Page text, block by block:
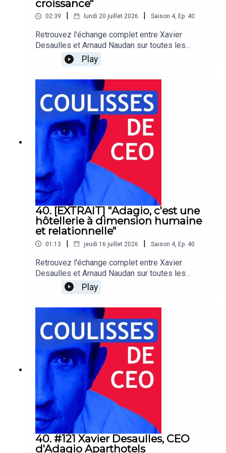
la métaphore de la Ferrari qui reste au garage
face à la Peugeot qui roule, et sa conviction
qu'avant d'être remplacés par l'IA, on sera
remplacés par ceux qui savent l'utiliser.Coulisses
de CEO est un podcast de BDO France.
croissance"
02:39 lundi 20 juillet 2026 Saison 4, Ep. 40
Retrouvez l'échange complet entre Xavier
Desaulles et Arnaud Naudan sur toutes les
plateformes d'écoute !Coulisses de CEO est un
podcast de BDO France
Play
40. [EXTRAIT] "Adagio, c'est une
hôtellerie à dimension humaine
et relationnelle"
01:13 | jeudi 16 juillet 2026 | Saison 4, Ep. 40
Retrouvez l'échange complet entre Xavier
Desaulles et Arnaud Naudan sur toutes les
plateformes d'écoute !Coulisses de CEO est un
podcast de BDO France
Play
40. #121 Xavier Desaulles, CEO
d'Adagio Aparthotels